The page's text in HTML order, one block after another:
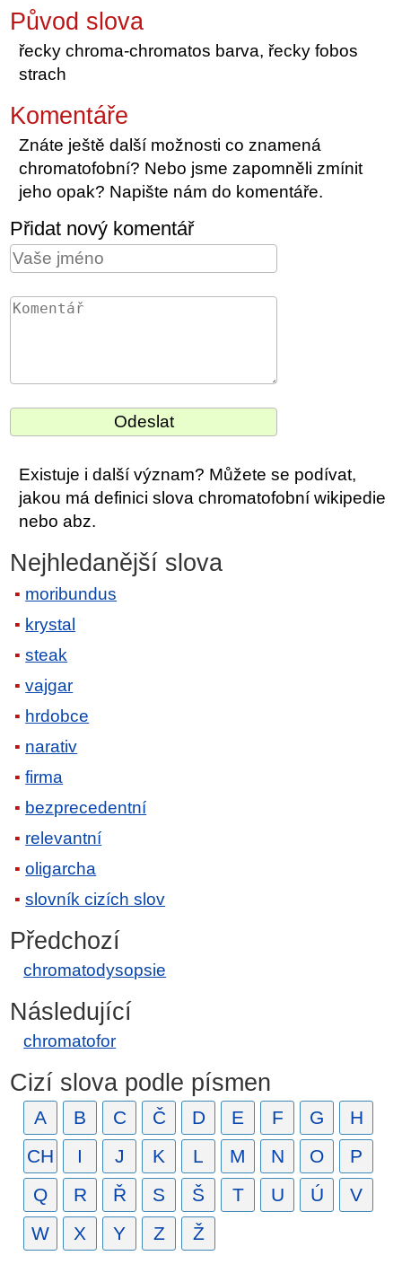
Původ slova
řecky chroma-chromatos barva, řecky fobos
strach
Komentáře
Znáte ještě další možnosti co znamená
chromatofobní? Nebo jsme zapomněli zmínit
jeho opak? Napište nám do komentáře.
Přidat nový komentář
Existuje i další význam? Můžete se podívat,
jakou má definici slova chromatofobní wikipedie
nebo abz.
Nejhledanější slova
moribundus
krystal
steak
vajgar
hrdobce
narativ
firma
bezprecedentní
relevantní
oligarcha
slovník cizích slov
Předchozí
chromatodysopsie
Následující
chromatofor
Cizí slova podle písmen
A B C Č D E F G
H
CH
I J K L M N O
P
Q
R Ř S Š T U Ú
V
W
X Y Z Ž